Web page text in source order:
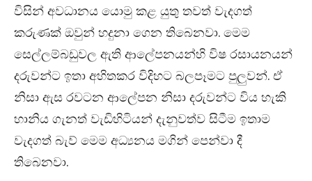
විසින් අවධානය යොමු කළ යුතු තවත් වැදගත්
කරුණක් ඔවුන් හදුනා ගෙන තිබෙනවා. මෙම
සෙල්ලම්බඩුවල ඇති ආලේපනයන්හි විෂ රසායනයන්
දරුවන්ට ඉතා අහිතකර විදිහට බලපෑමට පුලුවන්. ඒ
නිසා ඇස රවටන ආලේපන නිසා දරුවන්ට විය හැකි
හානිය ගැනත් වැඩිහිටියන් දැනුවත්ව සිටීම ඉතාම
වැදගත් බැව් මෙම අධ්‍යනය මගින් පෙන්වා දී
තිබෙනවා.